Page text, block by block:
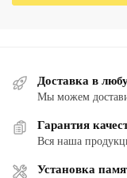
Доставка в
Мы можем
Гарантия
Вся наша
Установка